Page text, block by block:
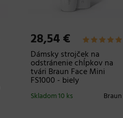
28,54 €
Dámsky strojček na
odstránenie chĺpkov na
tvári Braun Face Mini
FS1000 - biely
Braun
Skladom 10 ks